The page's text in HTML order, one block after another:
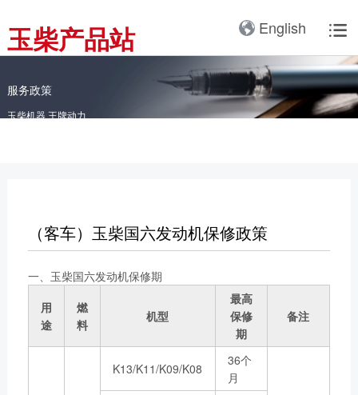
玉柴产品站 
English
产品与解决方案
卡车动力
客车动力
工程机械动力
农业装备动力
新能源动力
工业动力
整车
发电系统
产品3D展厅
全球服务支持
全球服务网络
服务理念
配件真伪查询
玉柴已在全球拥有完善服
务网络，在国内建立了
12个商用车系统部/驻外
船电驻外营销中心、5个
全球服务网络
海外服务网络
服务理念
服务政策
我们的公司
关于我们
研发实力
司始建于1951年，是一
家以动力系统为圆心、实
大型企业集团。公司旗下
拥有20多家全资、控
股、参股二级子公司，涉
及发动机制造及其产业
链、物流及供应链服务，
服务政策
玉柴机器 王牌动力
（客车）玉柴国六发动机保修政策
一、玉柴国六发动机保修期
用
途
燃
料
机型
最高
保修
期
备注
K13/K11/K09/K08
36个
月